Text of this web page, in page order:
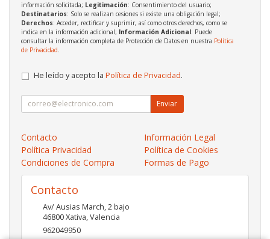
información solicitada; Legitimación: Consentimiento del usuario;
Destinatarios: Solo se realizan cesiones si existe una obligación legal;
Derechos: Acceder, rectificar y suprimir, así como otros derechos, como se
indica en la información adicional; Información Adicional: Puede
consultar la información completa de Protección de Datos en nuestra Política
de Privacidad
He leído y acepto la Política de Privacidad.
Enviar
Contacto
Información Legal
Política Privacidad
Política de Cookies
Condiciones de Compra
Formas de Pago
Contacto
Av/ Ausias March, 2 bajo
46800Xativa,Valencia
962049950